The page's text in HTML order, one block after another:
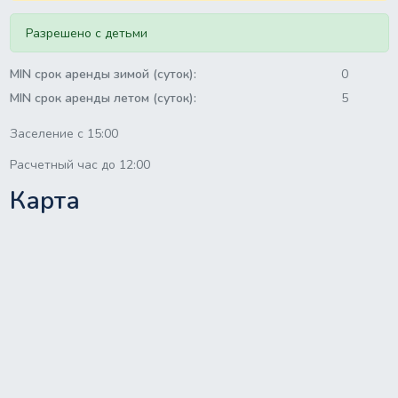
Разрешено с детьми
MIN срок аренды зимой (суток):
0
MIN срок аренды летом (суток):
5
Заселение с 15:00
Расчетный час до 12:00
Карта